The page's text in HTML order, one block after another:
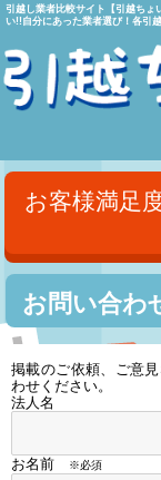
引越し業者比較サイト【引越ちょ
い!!自分にあった業者選び！各引
お客様満足
お問い合わ
掲載のご依頼、ご意
わせください。
法人名
お名前 ※必須